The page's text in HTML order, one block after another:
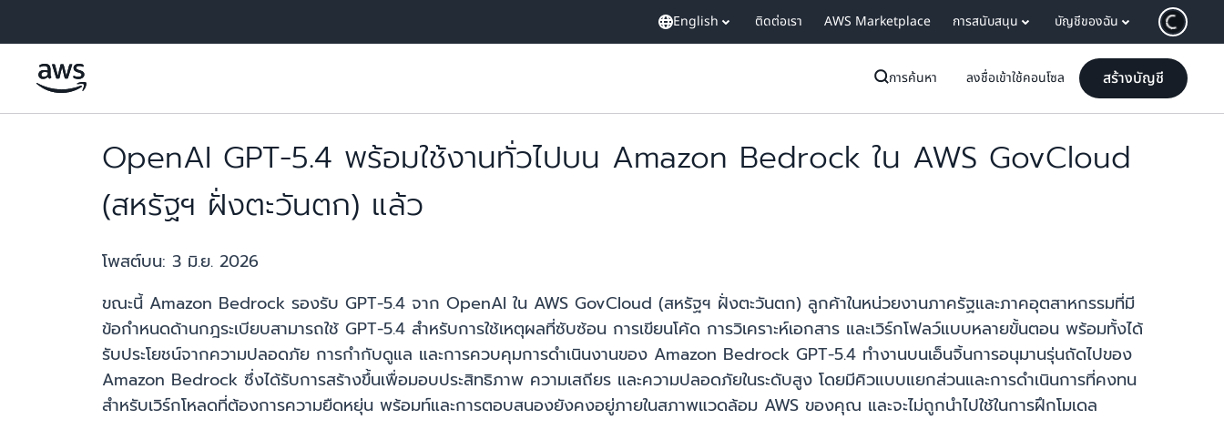
English ติดต่อเรา AWS Marketplace การสนับสนุน บัญชีของฉัน
การค้นหา ลงชื่อเข้าใช้คอนโซล สร้างบัญชี
OpenAI GPT-5.4 พร้อมใช้งานทั่วไปบน Amazon Bedrock ใน AWS GovCloud
(สหรัฐฯ ฝั่งตะวันตก) แล้ว
โพสต์บน: 3 มิ.ย. 2026
ขณะนี้ Amazon Bedrock รองรับ GPT-5.4 จาก OpenAI ใน AWS GovCloud (สหรัฐฯ ฝั่งตะวันตก) ลูกค้าในหน่วยงานภาครัฐและภาคอุตสาหกรรมที่มี
ข้อกำหนดด้านกฎระเบียบสามารถใช้ GPT-5.4 สำหรับการใช้เหตุผลที่ซับซ้อน การเขียนโค้ด การวิเคราะห์เอกสาร และเวิร์กโฟลว์แบบหลายขั้นตอน พร้อมทั้งได้
รับประโยชน์จากความปลอดภัย การกำกับดูแล และการควบคุมการดำเนินงานของ Amazon Bedrock GPT-5.4 ทำงานบนเอ็นจิ้นการอนุมานรุ่นถัดไปของ
Amazon Bedrock ซึ่งได้รับการสร้างขึ้นเพื่อมอบประสิทธิภาพ ความเสถียร และความปลอดภัยในระดับสูง โดยมีคิวแบบแยกส่วนและการดำเนินการที่คงทน
สำหรับเวิร์กโหลดที่ต้องการความยืดหยุ่น พร้อมท์และการตอบสนองยังคงอยู่ภายในสภาพแวดล้อม AWS ของคุณ และจะไม่ถูกนำไปใช้ในการฝึกโมเดล